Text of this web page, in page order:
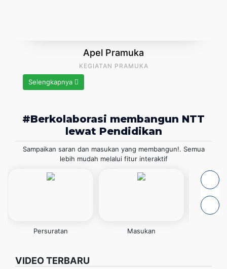
Apel Pramuka
KEGIATAN PRAMUKA
Selengkapnya
#Berkolaborasi membangun NTT
lewat Pendidikan
Sampaikan saran dan masukan yang membangun!. Semua
lebih mudah melalui fitur interaktif
Persuratan Masukan
VIDEO TERBARU